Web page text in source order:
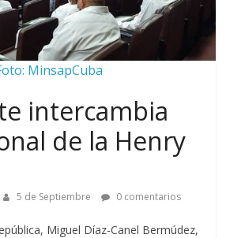
MinsapCuba
intercambia
de la Henry
5 de Septiembre 0 comentarios
Miguel Díaz-Canel Bermúdez,